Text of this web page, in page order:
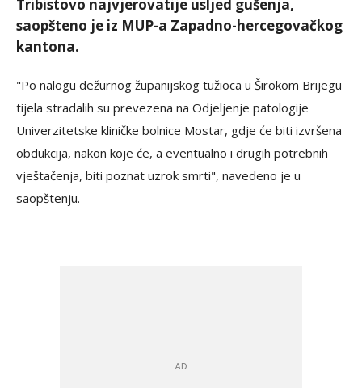
Tribistovo najvjerovatije usljed gušenja,
saopšteno je iz MUP-a Zapadno-hercegovačkog
kantona.
"Po nalogu dežurnog županijskog tužioca u Širokom Brijegu
tijela stradalih su prevezena na Odjeljenje patologije
Univerzitetske kliničke bolnice Mostar, gdje će biti izvršena
obdukcija, nakon koje će, a eventualno i drugih potrebnih
vještačenja, biti poznat uzrok smrti", navedeno je u
saopštenju.